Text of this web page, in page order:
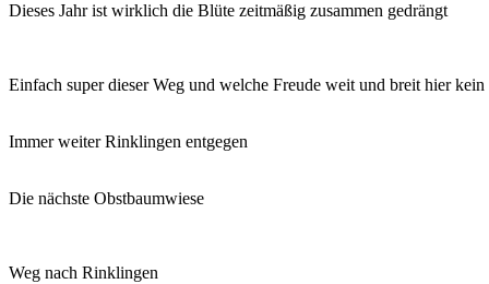
Dieses Jahr ist wirklich die Blüte zeitmäßig zusammen gedrängt
Einfach super dieser Weg und welche Freude weit und breit hier kein
Immer weiter Rinklingen entgegen
Die nächste Obstbaumwiese
Weg nach Rinklingen